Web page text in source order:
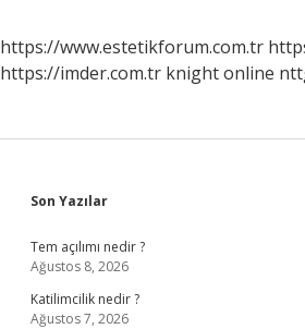
Nedir
https://www.estetikforum.com.tr
https://imder.com.tr knight online
Sidebar
Son Yazılar
Tem açılımı nedir ?
Ağustos 8, 2026
Katilimcilik nedir ?
Ağustos 7, 2026